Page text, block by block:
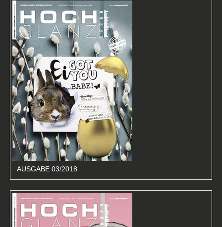
AUSGABE 03/2018